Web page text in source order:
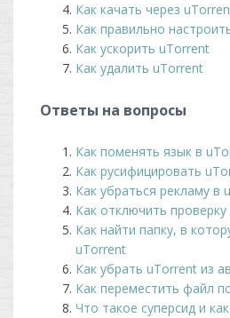
Как качать через
Как правильно
Как ускорить uTorrent
Как удалить uTorrent
Ответы на вопросы
Как поменять язык в
Как русифицировать
Как убраться рекламу в
Как отключить
Как найти папку, в
uTorrent
Как убрать uTorrent из
Как переместить файл
Что такое суперсид и